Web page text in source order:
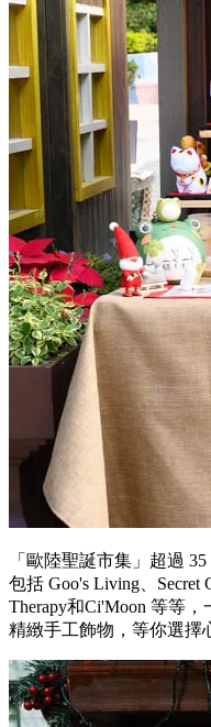
「歐陸聖誕市集」超過
包括 Goo's Living、Secret
Therapy和Ci'Moon 等等
精緻手工飾物，等你選擇